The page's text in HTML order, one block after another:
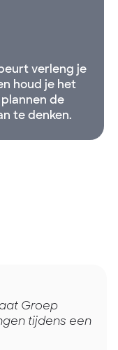
verleng je
houd je het
de
te denken.